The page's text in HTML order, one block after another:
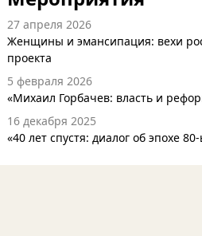
27 апреля 2026
Женщины и эмансипация: вехи
проекта
5 февраля 2026
«Михаил Горбачев: власть и
16 декабря 2025
«40 лет спустя: диалог об эпохе